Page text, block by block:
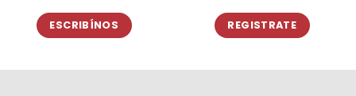
ESCRIBÍNOS REGISTRATE